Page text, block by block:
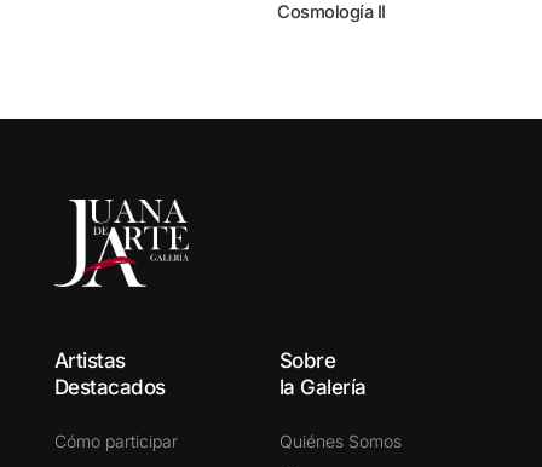
Cosmología II
Artistas
Destacados
Cómo participar
Sobre
la Galería
Quiénes Somos